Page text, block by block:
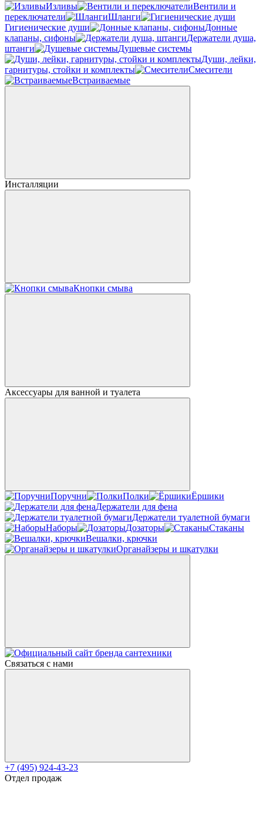
Изливы
Вентили и
переключатели
Шланги
Гигиенические души
Донные
клапаны, сифоны
Держатели душа,
штанги
Душевые системы
Души, лейки,
гарнитуры, стойки и комплекты
Смесители
Встраиваемые
Инсталляции
Кнопки смыва
Аксессуары для ванной и туалета
Поручни Полки
Ёршики
Держатели для фена
Держатели туалетной бумаги
Наборы
Дозаторы
Стаканы
Вешалки, крючки
Органайзеры и шкатулки
Связаться с нами
+7 (495) 924-43-23
Отдел продаж